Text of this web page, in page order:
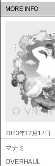
MORE INFO
2023年12月12日
マナミ
OVERHAUL